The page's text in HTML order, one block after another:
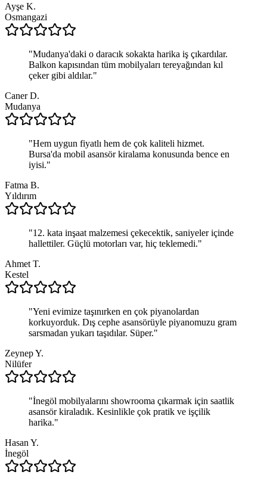
Ayşe K.
Osmangazi
"Mudanya'daki o daracık sokakta harika iş çıkardılar.
Balkon kapısından tüm mobilyaları tereyağından kıl
çeker gibi aldılar."
Caner D.
Mudanya
"Hem uygun fiyatlı hem de çok kaliteli hizmet.
Bursa'da mobil asansör kiralama konusunda bence en
iyisi."
Fatma B.
Yıldırım
"12. kata inşaat malzemesi çekecektik, saniyeler içinde
hallettiler. Güçlü motorları var, hiç teklemedi."
Ahmet T.
Kestel
"Yeni evimize taşınırken en çok piyanolardan
korkuyorduk. Dış cephe asansörüyle piyanomuzu gram
sarsmadan yukarı taşıdılar. Süper."
Zeynep Y.
Nilüfer
"İnegöl mobilyalarını showrooma çıkarmak için saatlik
asansör kiraladık. Kesinlikle çok pratik ve işçilik
harika."
Hasan Y.
İnegöl